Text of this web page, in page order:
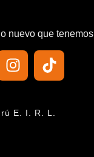
nuevo que tenemos
E. I. R. L.